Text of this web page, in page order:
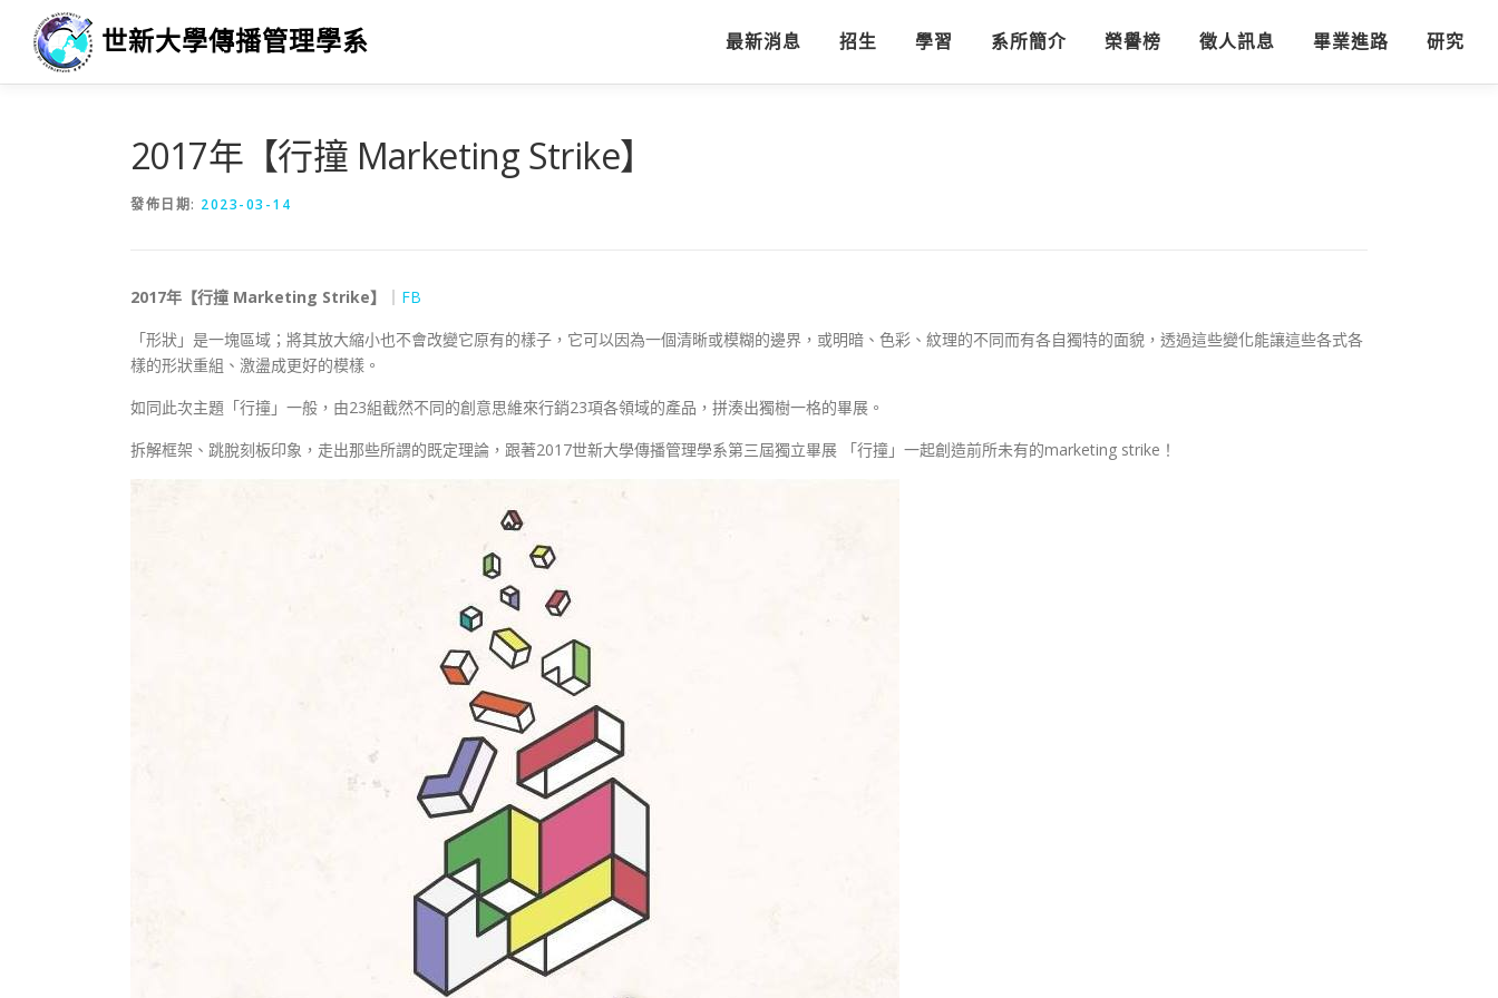
要
世新大學傳播管理學系 最新消息 招生 學習 系所簡介 榮譽榜 徵人訊息 畢業進路 研究
2017年【行撞 Marketing Strike】
發佈日期: 2023-03-14
2017年【行撞 Marketing Strike】 ｜ FB
「形狀」是一塊區域；將其放大縮小也不會改變它原有的樣子，它可以因為一個清晰或模糊的邊界，或明暗、色彩、紋理的不同而有各自獨特的面貌，透過這些變化能讓這些各式各
樣的形狀重組、激盪成更好的模樣。
如同此次主題「行撞」一般，由23組截然不同的創意思維來行銷23項各領域的產品，拼湊出獨樹一格的畢展。
拆解框架、跳脫刻板印象，走出那些所謂的既定理論，跟著2017世新大學傳播管理學系第三屆獨立畢展 「行撞」一起創造前所未有的marketing strike！